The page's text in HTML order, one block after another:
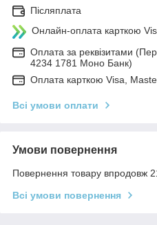
Післяплата
Онлайн-оплата карткою
Оплата за реквізитами
4234 1781 Моно Банк)
Оплата карткою Visa,
Всі умови оплати
Умови повернення
Повернення товару впродовж
Всі умови повернення